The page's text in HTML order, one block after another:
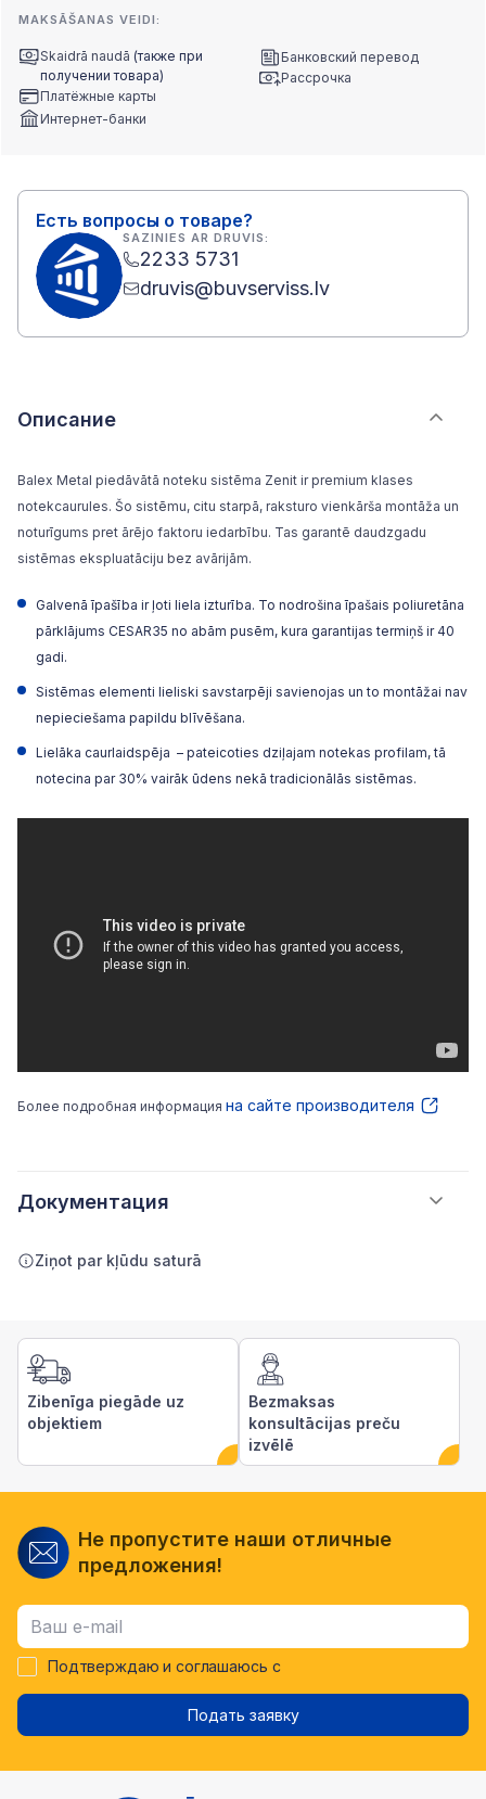
MAKSĀŠANAS VEIDI:
Skaidrā naudā (также при
получении товара)
Платёжные карты
Интернет-банки
Банковский перевод
Рассрочка
Есть вопросы о товаре?
SAZINIES AR DRUVIS:
2233 5731
druvis@buvserviss.lv
Описание
Balex Metal piedāvātā noteku sistēma Zenit ir premium klases
notekcaurules. Šo sistēmu, citu starpā, raksturo vienkārša montāža un
noturīgums pret ārējo faktoru iedarbību. Tas garantē daudzgadu
sistēmas ekspluatāciju bez avārijām.
Galvenā īpašība ir ļoti liela izturība. To nodrošina īpašais poliuretāna
pārklājums CESAR35 no abām pusēm, kura garantijas termiņš ir 40
gadi.
Sistēmas elementi lieliski savstarpēji savienojas un to montāžai nav
nepieciešama papildu blīvēšana.
Lielāka caurlaidspēja – pateicoties dziļajam notekas profilam, tā
notecina par 30% vairāk ūdens nekā tradicionālās sistēmas.
Более подробная информация на сайте производителя
Документация
Ziņot par kļūdu saturā
Zibenīga piegāde uz
objektiem
Bezmaksas
konsultācijas preču
izvēlē
Не пропустите наши отличные
предложения!
Подтверждаю и соглашаюсь с
Подать заявку